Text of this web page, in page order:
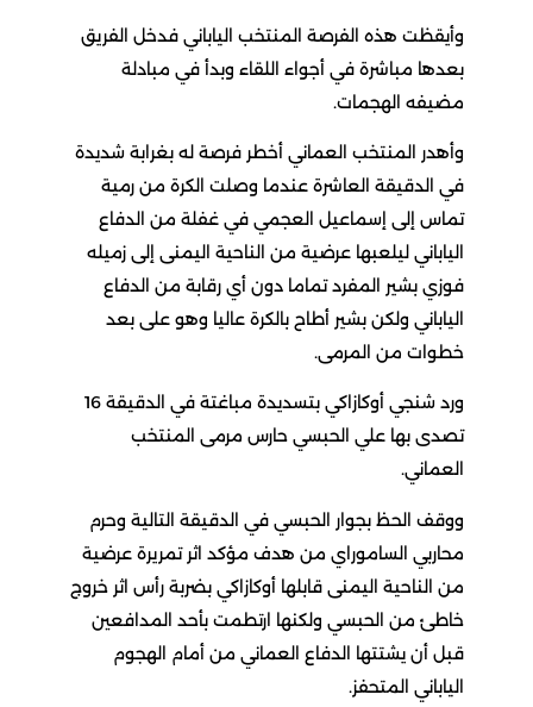
وأيقظت هذه الفرصة المنتخب الياباني فدخل الفريق
بعدها مباشرة في أجواء اللقاء وبدأ في مبادلة
مضيفه الهجمات.
وأهدر المنتخب العماني أخطر فرصة له بغرابة شديدة
في الدقيقة العاشرة عندما وصلت الكرة من رمية
تماس إلى إسماعيل العجمي في غفلة من الدفاع
الياباني ليلعبها عرضية من الناحية اليمنى إلى زميله
فوزي بشير المفرد تماما دون أي رقابة من الدفاع
الياباني ولكن بشير أطاح بالكرة عاليا وهو على بعد
خطوات من المرمى.
ورد شنجي أوكازاكي بتسديدة مباغتة في الدقيقة 16
تصدى بها علي الحبسي حارس مرمى المنتخب
العماني.
ووقف الحظ بجوار الحبسي في الدقيقة التالية وحرم
محاربي الساموراي من هدف مؤكد اثر تمريرة عرضية
من الناحية اليمنى قابلها أوكازاكي بضربة رأس اثر خروج
خاطئ من الحبسي ولكنها ارتطمت بأحد المدافعين
قبل أن يشتتها الدفاع العماني من أمام الهجوم
الياباني المتحفز.